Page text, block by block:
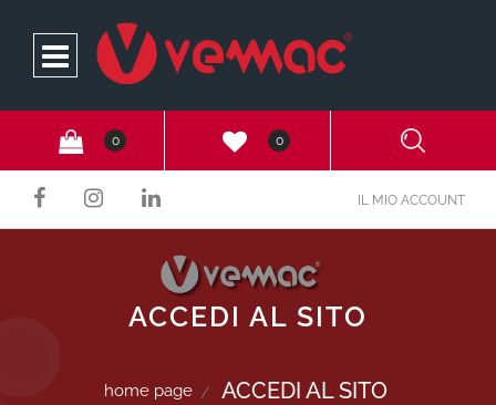
Open
0 0
IL MIO ACCOUNT
ACCEDI AL SITO
home page ACCEDI AL SITO